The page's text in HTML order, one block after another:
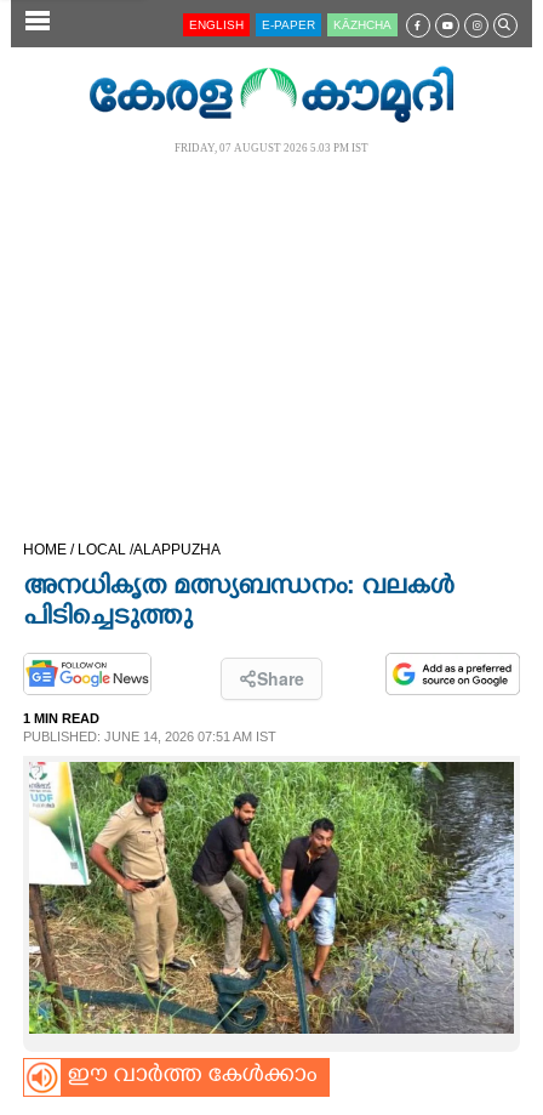
SECTIONS
LIFESTYLE
SPIRITUAL
INFO+
ART
ASTRO
ENGLISH E-PAPER KĀZHCHA
FRIDAY, 07 AUGUST 2026 5.03 PM IST
HOME / LOCAL /ALAPPUZHA
അനധികൃത മത്സ്യബന്ധനം: വലകൾ
പിടിച്ചെടുത്തു
Share
1 MIN READ
PUBLISHED: JUNE 14, 2026 07:51 AM IST
ഈ വാർത്ത കേൾക്കാം